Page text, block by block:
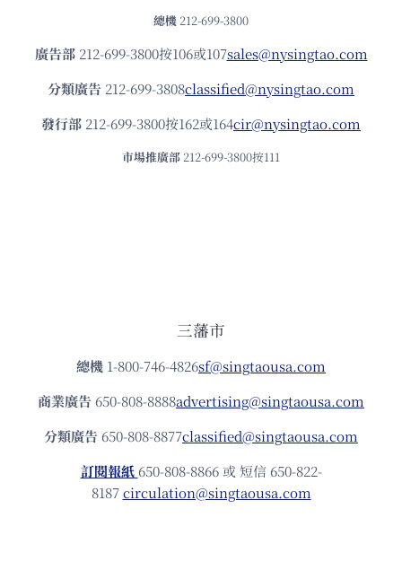
總機 212-699-3800
廣告部212-699-3800按106或107sales@nysingtao.com
分類廣告 212-699-3808classified@nysingtao.com
發⾏部 212-699-3800按162或164cir@nysingtao.com
市場推廣部 212-699-3800按111
三藩市
總機 1-800-746-4826sf@singtaousa.com
商業廣告 650-808-8888advertising@singtaousa.com
分類廣告 650-808-8877classified@singtaousa.com
訂閱報紙 650-808-8866 或 短信 650-822-
8187circulation@singtaousa.com